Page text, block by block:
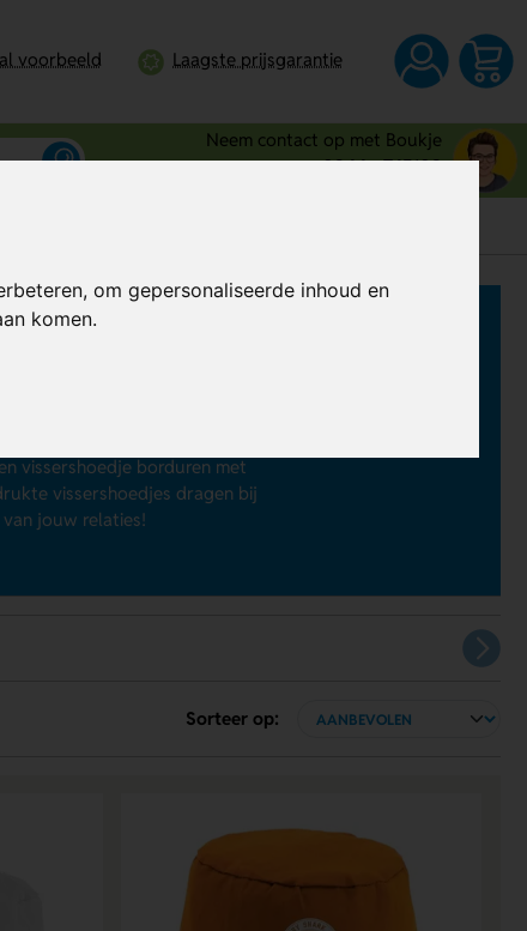
om gepersonaliseerde inhoud en
komen.
voorbeeld Laagste prijsgarantie
Neem contact op met Boukje
0344 - 745109
vissershoedje borduren met
vissershoedjes dragen bij
jouw relaties!
Sorteer op: